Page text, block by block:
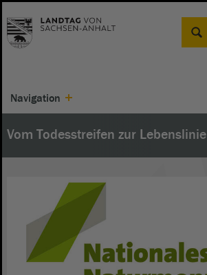
Suche
Navigation
Vom Todesstreifen zur Lebenslinie